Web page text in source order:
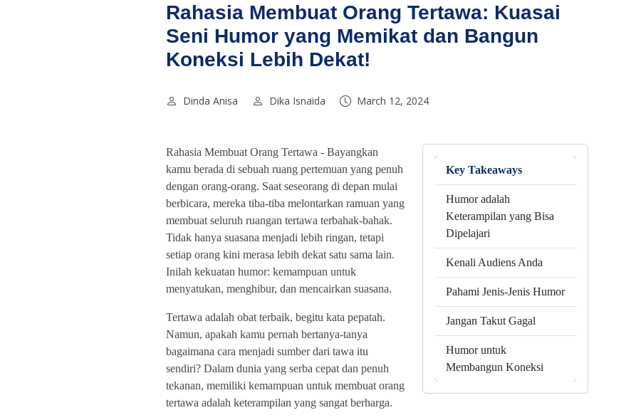
Rahasia Membuat Orang Tertawa: Kuasai
Seni Humor yang Memikat dan Bangun
Koneksi Lebih Dekat!
Dinda Anisa Dika Isnaida March 12, 2024
Rahasia Membuat Orang Tertawa - Bayangkan
kamu berada di sebuah ruang pertemuan yang penuh
dengan orang-orang. Saat seseorang di depan mulai
berbicara, mereka tiba-tiba melontarkan ramuan yang
membuat seluruh ruangan tertawa terbahak-bahak.
Tidak hanya suasana menjadi lebih ringan, tetapi
setiap orang kini merasa lebih dekat satu sama lain.
Inilah kekuatan humor: kemampuan untuk
menyatukan, menghibur, dan mencairkan suasana.
Tertawa adalah obat terbaik, begitu kata pepatah.
Namun, apakah kamu pernah bertanya-tanya
bagaimana cara menjadi sumber dari tawa itu
sendiri? Dalam dunia yang serba cepat dan penuh
tekanan, memiliki kemampuan untuk membuat orang
tertawa adalah keterampilan yang sangat berharga.
Key Takeaways
Humor adalah
Keterampilan yang Bisa
Dipelajari
Kenali Audiens Anda
Pahami Jenis-Jenis Humor
Jangan Takut Gagal
Humor untuk
Membangun Koneksi